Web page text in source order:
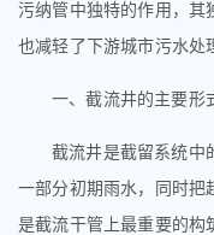
污纳管中独特的作用，其
也减轻了下游城市污水处
一、截流井的主要形
截流井是截留系统中
一部分初期雨水，同时把
是截流干管上最重要的构